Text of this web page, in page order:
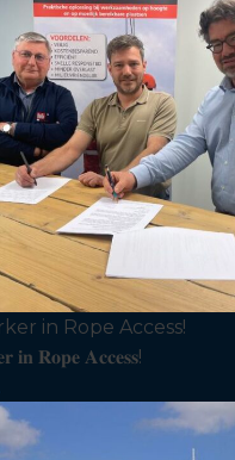
in Rope Access!
𝐢𝐧 𝐑𝐨𝐩𝐞 𝐀𝐜𝐜𝐞𝐬𝐬!